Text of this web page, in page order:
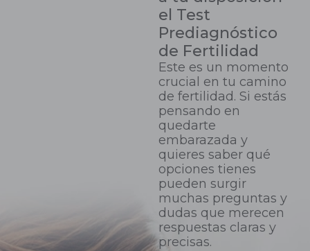
el Test
Prediagnóstico
de Fertilidad
Este es un momento
crucial en tu camino
de fertilidad. Si estás
pensando en
quedarte
embarazada y
quieres saber qué
opciones tienes
pueden surgir
muchas preguntas y
dudas que merecen
respuestas claras y
precisas.